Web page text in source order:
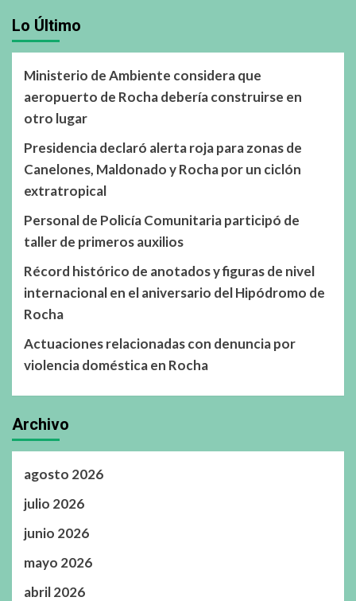
Lo Último
Ministerio de Ambiente considera que
aeropuerto de Rocha debería construirse en
otro lugar
Presidencia declaró alerta roja para zonas de
Canelones, Maldonado y Rocha por un ciclón
extratropical
Personal de Policía Comunitaria participó de
taller de primeros auxilios
Récord histórico de anotados y figuras de nivel
internacional en el aniversario del Hipódromo de
Rocha
Actuaciones relacionadas con denuncia por
violencia doméstica en Rocha
Archivo
agosto 2026
julio 2026
junio 2026
mayo 2026
abril 2026